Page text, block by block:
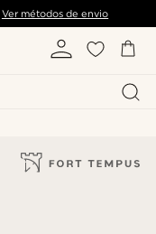
Ver métodos de envio